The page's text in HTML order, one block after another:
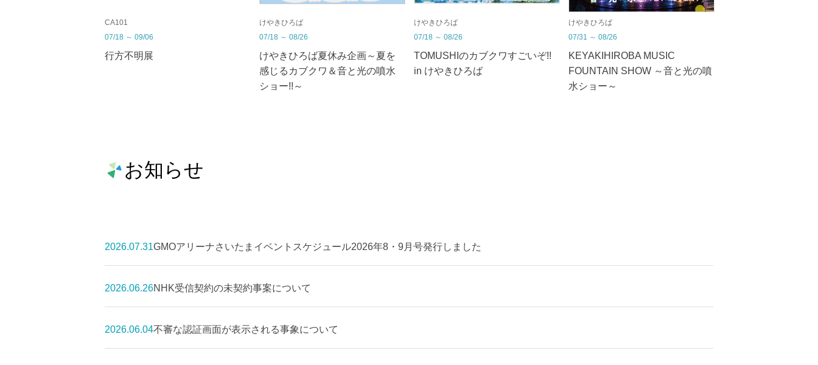
CA101
07/18 ～ 09/06
行方不明展
けやきひろば
07/18 ～ 08/26
けやきひろば夏休み企画～夏を
感じるカブクワ＆音と光の噴水
ショー!!～
けやきひろば
07/18 ～ 08/26
TOMUSHIのカブクワすごいぞ!!
in けやきひろば
けやきひろば
07/31 ～ 08/26
KEYAKIHIROBA MUSIC
FOUNTAIN SHOW ～音と光の噴
水ショー～
お知らせ
2026.07.31GMOアリーナさいたまイベントスケジュール2026年8・9月号発行しました
2026.06.26NHK受信契約の未契約事案について
2026.06.04不審な認証画面が表示される事象について